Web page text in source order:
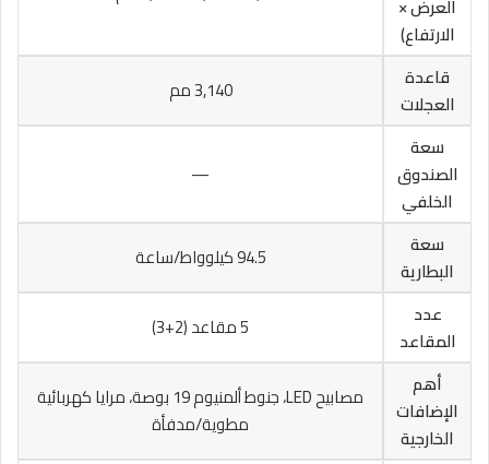
العرض ×
الارتفاع)
قاعدة
العجلات
3,140 مم
سعة
الصندوق
الخلفي
—
سعة
البطارية
94.5 كيلوواط/ساعة
عدد
المقاعد
5 مقاعد (2+3)
أهم
الإضافات
الخارجية
مصابيح LED، جنوط ألمنيوم 19 بوصة، مرايا كهربائية
مطوية/مدفأة